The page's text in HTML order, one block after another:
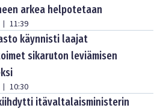
arkea helpotetaan
| 11:39
käynnisti laajat
sikaruton leviämisen
| 10:30
itävaltalaisministerin